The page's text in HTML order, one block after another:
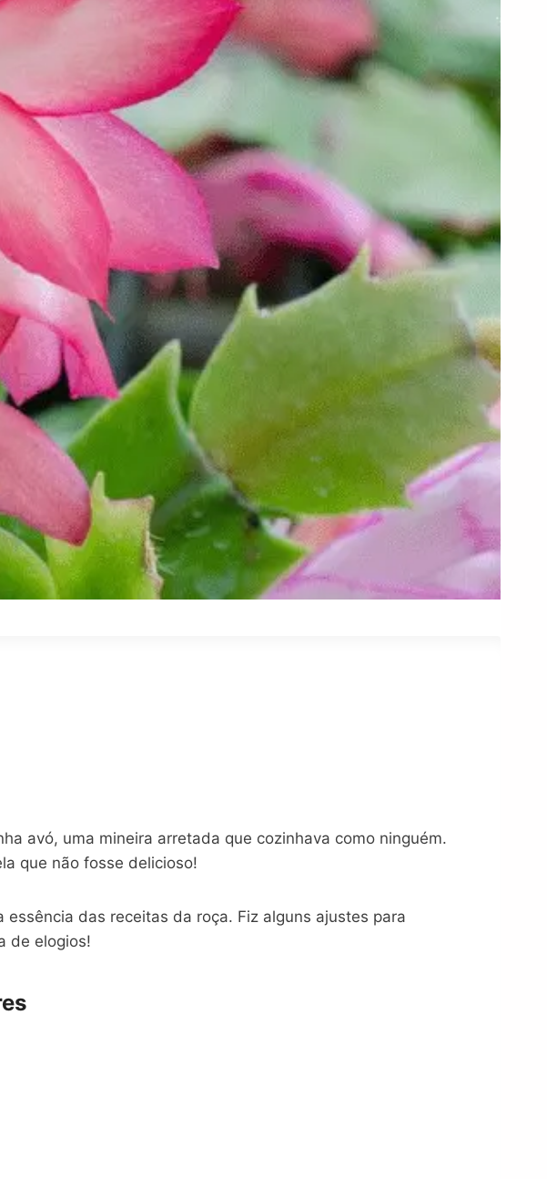
avó, uma mineira arretada que cozinhava como ninguém.
que não fosse delicioso!
das receitas da roça. Fiz alguns ajustes para
de elogios!